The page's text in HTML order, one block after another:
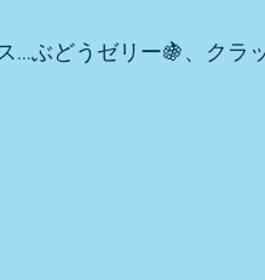
…ぶどうゼリー🍇、クラ